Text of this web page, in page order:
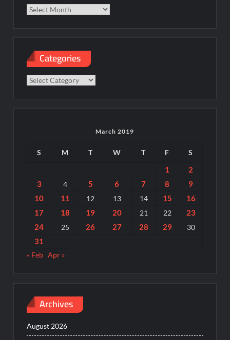
Categories
Categories
March 2019
S M T W T F S
1
2
3
4 5 6 7 8
9
10
11 12 13 14 15
16
17
18 19 20 21 22
23
24
25 26 27 28 29 30
31
« Feb Apr »
Archives
August 2026